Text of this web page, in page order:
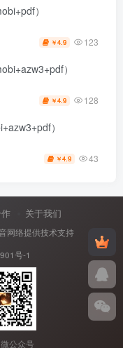
）
￥4.9 123
）
￥4.9 128
）
￥4.9 43
关于我们
网络提供技术支持
号-1
公众号